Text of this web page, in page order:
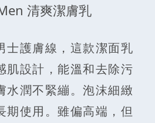
清爽潔膚乳
士護膚線，這款潔面乳
肌設計，能溫和去除污
水潤不緊繃。泡沫細緻
期使用。雖偏高端，但